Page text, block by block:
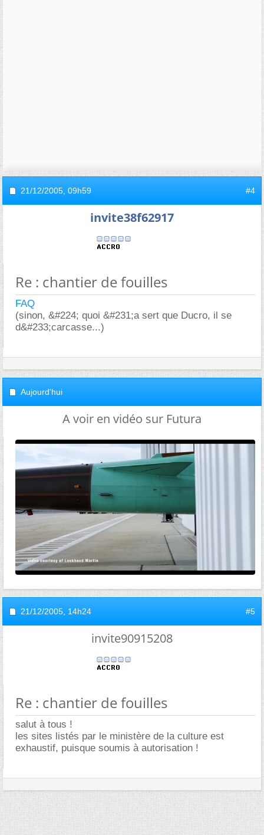
21/12/2005, 09h59 #4
invite38f62917
Re : chantier de fouilles
FAQ
(sinon, &#224; quoi &#231;a sert que Ducro, il se
d&#233;carcasse...)
Aujourd'hui
A voir en vidéo sur Futura
21/12/2005, 14h24 #5
invite90915208
Re : chantier de fouilles
salut à tous !
les sites listés par le ministère de la culture est
exhaustif, puisque soumis à autorisation !